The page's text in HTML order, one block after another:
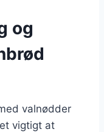
og
valnødder
vigtigt at